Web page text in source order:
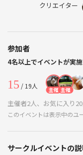
クリエイター
参加者
4名以上でイベントが実
15 / 19人 主催 主催
主催者2人、お気に入り
このイベントは表示中のユ
サークルイベントの